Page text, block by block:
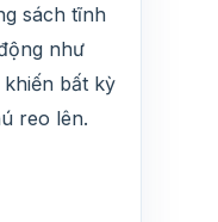
sách tĩnh
như
bất kỳ
reo lên.